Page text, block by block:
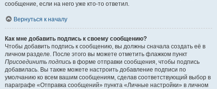
сообщение, если на него уже кто-то ответил.
Вернуться к началу
Как мне добавить подпись к своему сообщению?
Чтобы добавить подпись к сообщению, вы должны сначала создать её в
личном разделе. После этого вы можете отметить флажком пункт
Присоединить подпись в форме отправки сообщения, чтобы подпись
добавилась. Вы также можете настроить добавление подписи по
умолчанию ко всем вашим сообщениям, сделав соответствующий выбор в
параграфе «Отправка сообщений» пункта «Личные настройки» в личном